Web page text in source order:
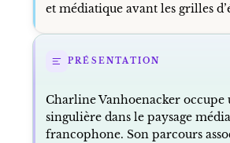
et médiatique avant les grilles
PRÉSENTATION
Charline Vanhoenacker occupe
singulière dans le paysage
francophone. Son parcours